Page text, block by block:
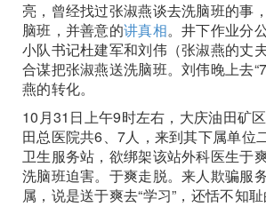
亮，曾经找过张淑燕谈去洗脑班的事
脑班，并善意的讲真相。井下作业分
小队书记杜建军和刘伟（张淑燕的丈
合谋把张淑燕送洗脑班。刘伟晚上去
燕的转化。
10月31日上午9时左右，大庆油田矿
田总医院共6、7人，来到其下属单位
卫生服务站，欲绑架该站外科医生于
洗脑班迫害。于爽走脱。来人欺骗服
属，说是送于爽去“学习”，还恬不知